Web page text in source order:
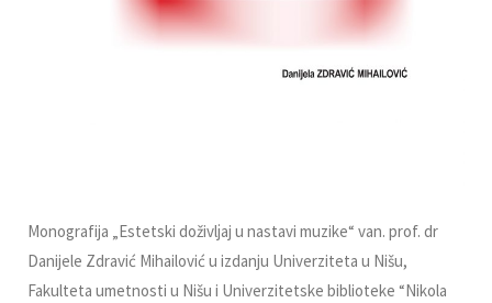
Monografija „Estetski doživlјaj u nastavi muzike“ van. prof. dr
Danijele Zdravić Mihailović u izdanju Univerziteta u Nišu,
Fakulteta umetnosti u Nišu i Univerzitetske biblioteke “Nikola